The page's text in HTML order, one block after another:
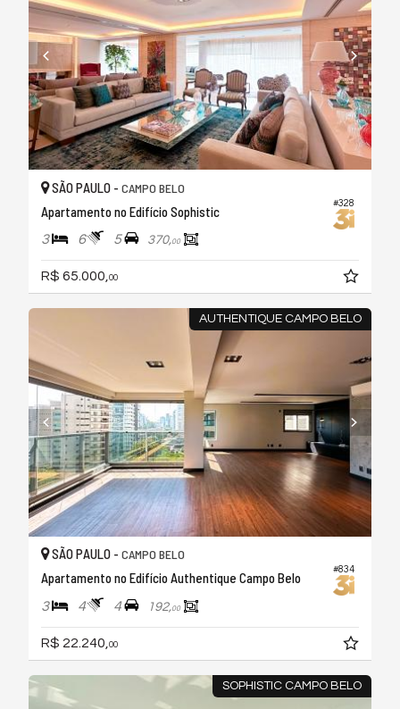
#328
SÃO PAULO - CAMPO BELO
Apartamento no Edifício Sophistic
3 6 5 370,00
R$ 65.000, 00
AUTHENTIQUE CAMPO BELO
#834
SÃO PAULO - CAMPO BELO
Apartamento no Edifício Authentique Campo Belo
3 4 4 192,00
R$ 22.240, 00
SOPHISTIC CAMPO BELO